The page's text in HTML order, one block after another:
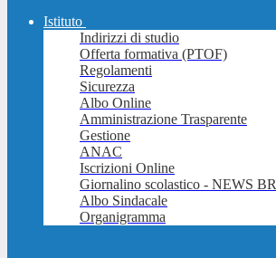
Istituto
Indirizzi di studio
Offerta formativa (PTOF)
Regolamenti
Sicurezza
Albo Online
Amministrazione Trasparente
Gestione
ANAC
Iscrizioni Online
Giornalino scolastico - NEWS
Albo Sindacale
Organigramma